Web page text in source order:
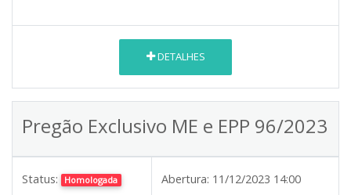
DETALHES
Pregão Exclusivo ME e EPP 96/2023
Status: Homologada Abertura: 11/12/2023 14:00